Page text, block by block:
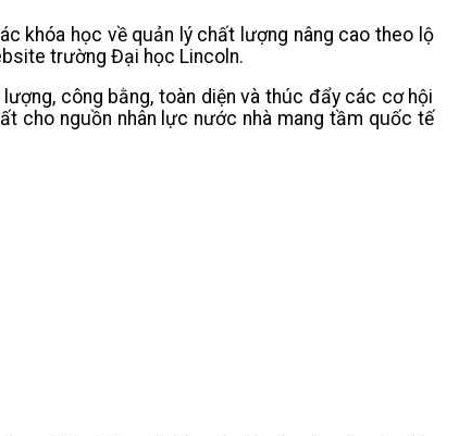
khóa học về quản lý chất lượng nâng cao theo lộ
trường Đại học Lincoln.
công bằng, toàn diện và thúc đẩy các cơ hội
cho nguồn nhân lực nước nhà mang tầm quốc tế